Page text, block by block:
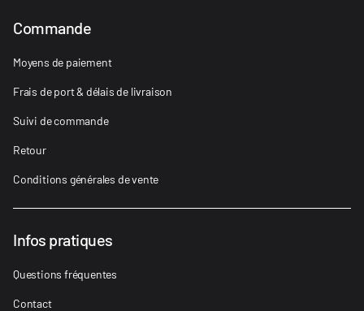
Commande
Moyens de paiement
Frais de port & délais de livraison
Suivi de commande
Retour
Conditions générales de vente
Infos pratiques
Questions fréquentes
Contact